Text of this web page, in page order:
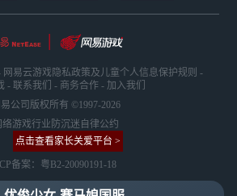
网易云游戏隐私政策及儿童个人信息保护规则 -
- 联系我们 - 商务合作 - 加入我们
易公司版权所有 ©1997-2026
络游戏行业防沉迷自律公约
点击查看家长关爱平台 >
ICP备案：粤B2-20090191-18